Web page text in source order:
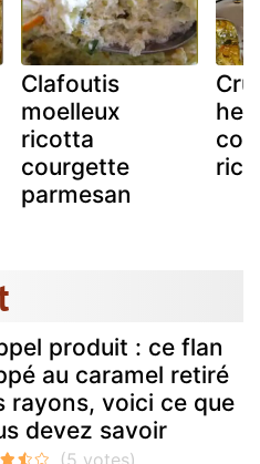
Clafoutis
moelleux
ricotta
courgette
parmesan
produit : ce flan
au caramel retiré
rayons, voici ce que
devez savoir